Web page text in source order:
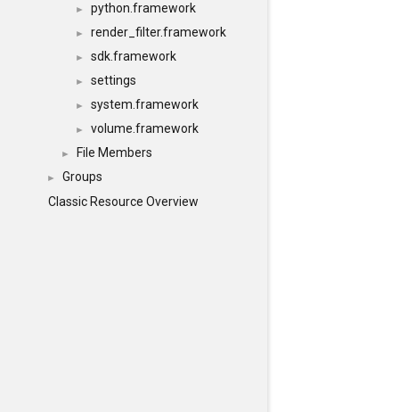
► python.framework
► render_filter.framework
► sdk.framework
► settings
► system.framework
► volume.framework
► File Members
►
Groups
Classic Resource Overview